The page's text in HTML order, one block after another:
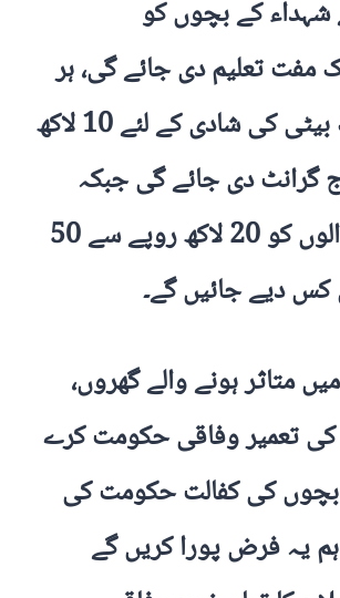
شہداء کے بچوں کو
تعلیم دی جائے گی، ہر
شہید کی ایک بیٹی کی شادی کے لئے 10 لاکھ
گرانٹ دی جائے گی جبکہ
زخمی ہونے والوں کو 20 لاکھ روپے سے 50
کس دیے جائیں گے۔
متاثر ہونے والے گھروں،
تعمیر وفاقی حکومت کرے
کی کفالت حکومت کی
یہ فرض پورا کریں گے